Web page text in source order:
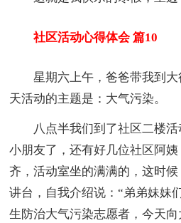
社区活动心得体会 篇10
星期六上午，爸爸带我到大
天活动的主题是：大气污染。
八点半我们到了社区二楼活
小朋友了，还有好几位社区阿
齐，活动室坐的满满的，这时
讲台，自我介绍说：“弟弟妹妹
生防治大气污染志愿者，今天